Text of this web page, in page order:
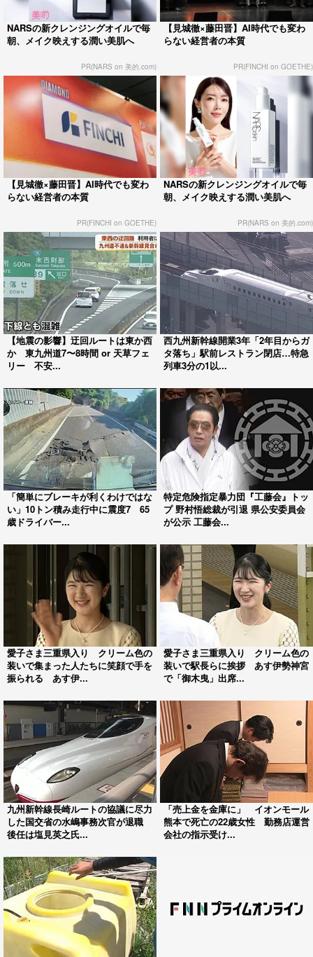
NARSの新クレンジングオイルで毎
朝、メイク映えする潤い美肌へ
PR(NARS on 美的.com)
【見城徹×藤田晋】AI時代でも変わ
らない経営者の本質
PR(FINCHI on GOETHE)
【見城徹×藤田晋】AI時代でも変わ
らない経営者の本質
PR(FINCHI on GOETHE)
NARSの新クレンジングオイルで毎
朝、メイク映えする潤い美肌へ
PR(NARS on 美的.com)
【地震の影響】迂回ルートは東か西
か 東九州道7〜8時間 or 天草フェ
リー 不安...
西九州新幹線開業3年「2年目からガ
タ落ち」駅前レストラン閉店…特急
列車3分の1以...
「簡単にブレーキが利くわけではな
い」10トン積み走行中に震度7 65
歳ドライバー...
特定危険指定暴力団『工藤会』トッ
プ 野村悟総裁が引退 県公安委員会
が公示 工藤会...
愛子さま三重県入り クリーム色の
装いで集まった人たちに笑顔で手を
振られる あす伊...
愛子さま三重県入り クリーム色の
装いで駅長らに挨拶 あす伊勢神宮
で「御木曳」出席...
九州新幹線長崎ルートの協議に尽力
した国交省の水嶋事務次官が退職
後任は塩見英之氏...
「売上金を金庫に」 イオンモール
熊本で死亡の22歳女性 勤務店運営
会社の指示受け...